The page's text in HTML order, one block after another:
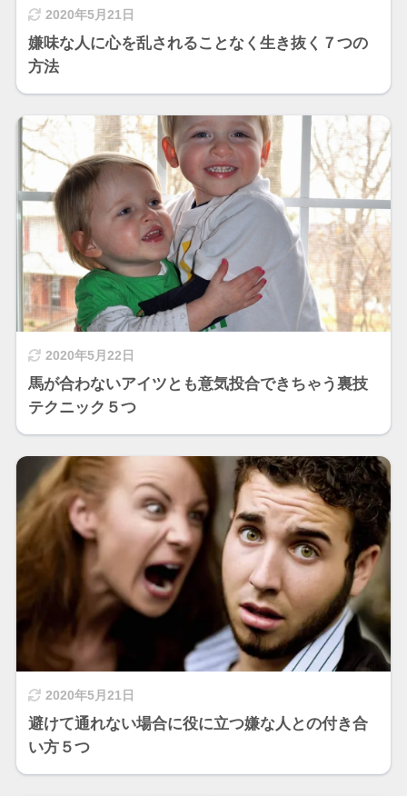
2020年5月21日
嫌味な人に心を乱されることなく生き抜く７つの
方法
2020年5月22日
馬が合わないアイツとも意気投合できちゃう裏技
テクニック５つ
2020年5月21日
避けて通れない場合に役に立つ嫌な人との付き合
い方５つ